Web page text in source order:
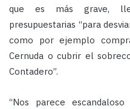
que es más grave,
presupuestarias “para
como por ejemplo
Cernuda o cubrir el
Contadero”.
“Nos parece